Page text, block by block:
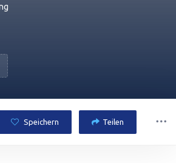
Speichern Teilen